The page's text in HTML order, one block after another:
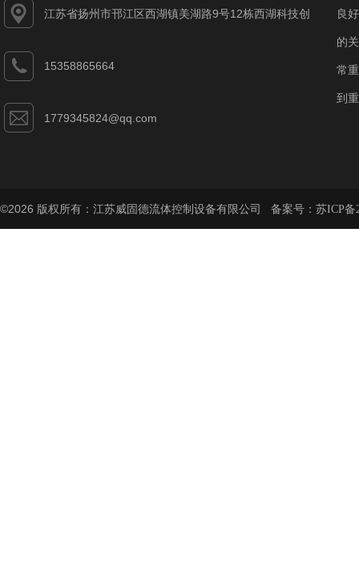
江苏省扬州市邗江区西湖镇美湖路9号12栋西湖科技创
15358865664
1779345824@qq.com
良
的
常
到
©2026 版权所有：江苏威固德流体控制设备有限公司 备案号： 苏ICP备